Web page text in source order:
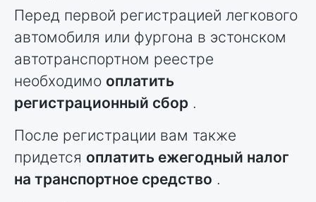
Перед первой регистрацией легкового
автомобиля или фургона в эстонском
автотранспортном реестре
необходимо оплатить
регистрационный сбор .
После регистрации вам также
придется оплатить ежегодный налог
на транспортное средство .